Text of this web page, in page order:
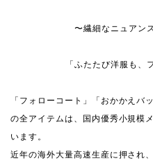
〜繊細なニュアン
「ふたたび洋服も、
「フォローコート」「おかかえ
の全アイテムは、国内優秀小規模
います。
近年の海外大量高速生産に押され